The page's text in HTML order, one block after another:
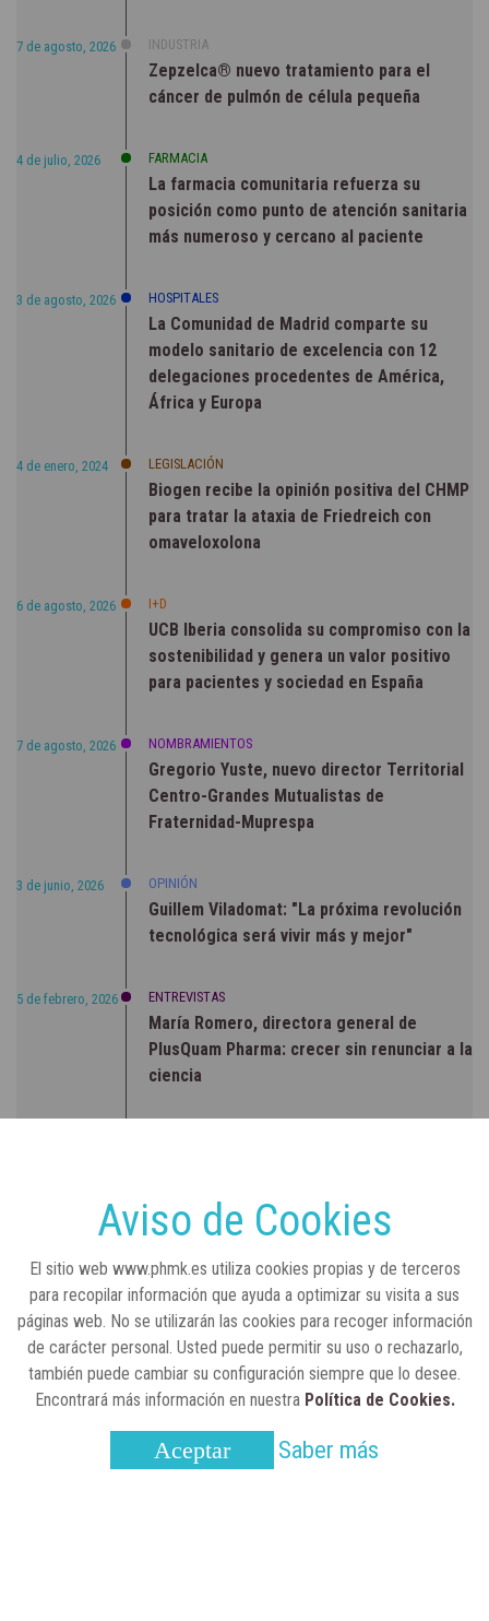
7 de agosto, 2026 INDUSTRIA
Zepzelca® nuevo tratamiento para el
cáncer de pulmón de célula pequeña
4 de julio, 2026 FARMACIA
La farmacia comunitaria refuerza su
posición como punto de atención sanitaria
más numeroso y cercano al paciente
3 de agosto, 2026 HOSPITALES
La Comunidad de Madrid comparte su
modelo sanitario de excelencia con 12
delegaciones procedentes de América,
África y Europa
4 de enero, 2024 LEGISLACIÓN
Biogen recibe la opinión positiva del CHMP
para tratar la ataxia de Friedreich con
omaveloxolona
6 de agosto, 2026 I+D
UCB Iberia consolida su compromiso con la
sostenibilidad y genera un valor positivo
para pacientes y sociedad en España
7 de agosto, 2026 NOMBRAMIENTOS
Gregorio Yuste, nuevo director Territorial
Centro-Grandes Mutualistas de
Fraternidad-Muprespa
3 de junio, 2026 OPINIÓN
Guillem Viladomat: "La próxima revolución
tecnológica será vivir más y mejor"
5 de febrero, 2026 ENTREVISTAS
María Romero, directora general de
PlusQuam Pharma: crecer sin renunciar a la
ciencia
Lilly impulsa "Razones de Peso" para
visibilizar la obesidad
25 de marzo, 2023 ENTRE BASTIDORES
Real Academia Nacional de Farmacia: un
la sociedad actual
Aviso de Cookies
El sitio web www.phmk.es utiliza cookies propias y de terceros
para recopilar información que ayuda a optimizar su visita a sus
páginas web. No se utilizarán las cookies para recoger información
de carácter personal. Usted puede permitir su uso o rechazarlo,
también puede cambiar su configuración siempre que lo desee.
Encontrará más información en nuestra Política de Cookies.
Aceptar Saber más